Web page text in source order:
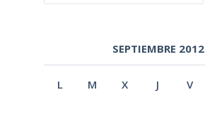
SEPTIEMBRE 2012
L M X J V